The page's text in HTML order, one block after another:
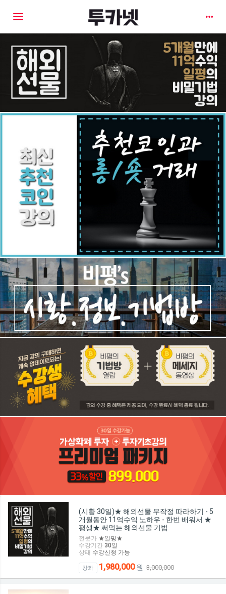
Toggle navigation
(시황 30일)★ 해외선물 무작정 따라하기 - 5
개월동안 11억수익 노하우 - 한번 배워서 ★
평생★ 써먹는 해외선물 기법
전문가 ★일평★
수강기간 30일
상태 수강신청 가능
강좌 1,980,000원3,000,000